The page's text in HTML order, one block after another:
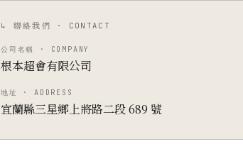
↳ 聯絡我們 · CONTACT
公司名稱 · COMPANY
根本超會有限公司
地址 · ADDRESS
宜蘭縣三星鄉上將路二段 689 號